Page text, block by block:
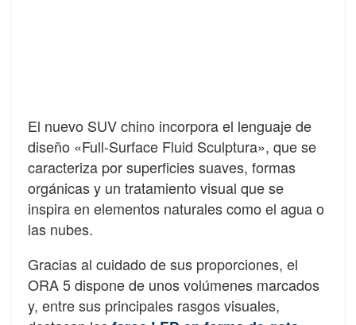
El nuevo SUV chino incorpora el lenguaje de
diseño «Full-Surface Fluid Sculptura», que se
caracteriza por superficies suaves, formas
orgánicas y un tratamiento visual que se
inspira en elementos naturales como el agua o
las nubes.
Gracias al cuidado de sus proporciones, el
ORA 5 dispone de unos volúmenes marcados
y, entre sus principales rasgos visuales,